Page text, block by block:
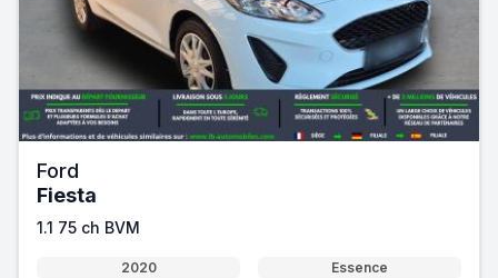
Ford
Fiesta
1.1 75 ch BVM
2020
Essence